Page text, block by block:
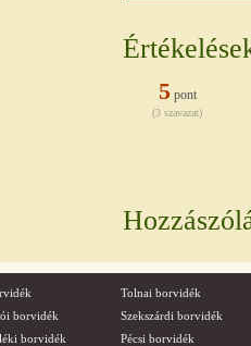
5pont
(3 szavazat)
borvidék
borvidék
Tolnai borvidék
Szekszárdi borvidék
Pécsi borvidék